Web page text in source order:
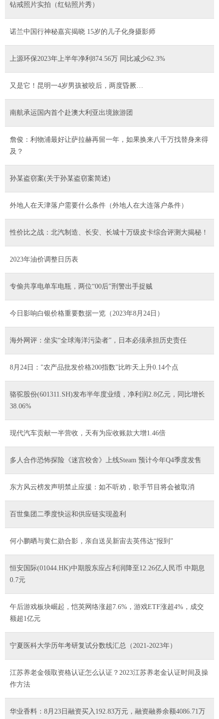
钻戒照片实拍（红钻照片秀）
诺兰中国行神秘嘉宾揭晓 15岁的儿子化身摄影师
上源环保2023年上半年净利874.56万 同比减少62.3%
又是它！昆明一4岁男孩被咬后，两度昏厥…
南航承运国内首个赴澳大利亚出境旅游团
詹俊：利物浦最好让萨拉赫再留一年，如果换来八千万找替身来得
及？
孙某盗窃案(关于孙某盗窃案简述)
外地人在天津落户需要什么条件（外地人在大连落户条件）
性价比之战：北汽制造、长安、长城十万级皮卡综合评测大揭秘！
2023年油价调整日历表
专偷共享电单车电瓶，两位“00后”刑警出手捉贼
今日影响白银价格重要数据一览（2023年8月24日）
海外网评：坐实“全球海洋污染者”，日本必须承担历史责任
8月24日："农产品批发价格200指数"比昨天上升0.14个点
骆驼股份(601311.SH)发布半年度业绩，净利润2.8亿元，同比增长
38.06%
现代汽车贡献一半营收，天有为应收账款大增1.46倍
多人合作恐怖探险《迷宫校舍》上线Steam 预计今年Q4季度发售
东方风云榜发声明禁止应援：如不听劝，歌手节目将会被取消
百世集团二季度快运和供应链实现盈利
何小鹏晒与黄仁勋合影，亲自送吴新宙去英伟达“报到”
恒安国际(01044.HK)中期股东应占利润降至12.26亿人民币 中期息
0.7元
午后游戏板块崛起，恺英网络涨超7.6%，游戏ETF涨超4%，成交
额超1亿元
宁夏医科大学历年考研复试分数线汇总（2021-2023年）
江苏养老金领取资格认证怎么认证？2023江苏养老金认证时间及操
作方法
华业香料：8月23日融资买入192.83万元，融资融券余额4086.71万